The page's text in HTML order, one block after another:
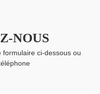
NOUS
ci-dessous ou